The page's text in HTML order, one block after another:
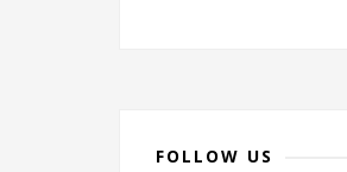
FOLLOW US